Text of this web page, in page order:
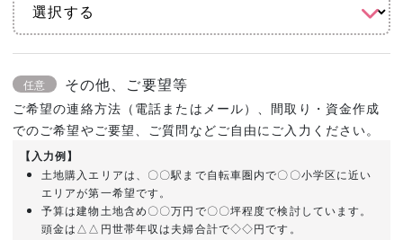
任意 その他、ご要望等
ご希望の連絡方法（電話またはメール）、間取り・資金作成
でのご希望やご要望、ご質問などご自由にご入力ください。
【入力例】
土地購入エリアは、〇〇駅まで自転車圏内で〇〇小学区に近い
エリアが第一希望です。
予算は建物土地含め〇〇万円で〇〇坪程度で検討しています。
頭金は△△円世帯年収は夫婦合計で◇◇円です。